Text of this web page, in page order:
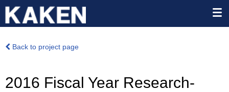
Back to project page
2016 Fiscal Year Research-